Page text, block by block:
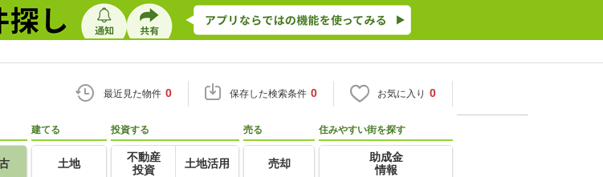
最近見た物件 0 保存した検索条件 0 お気に入り 0
建てる
土地
投資する
不動産
投資
土地活用
売る
売却
住みやすい街を探す
助成金
情報